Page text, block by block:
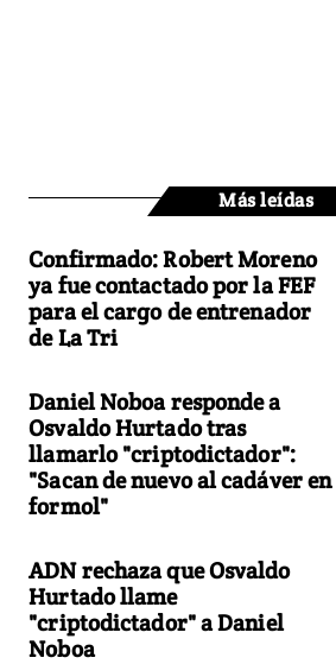
Más leídas
Confirmado: Robert Moreno
ya fue contactado por la FEF
para el cargo de entrenador
de La Tri
Daniel Noboa responde a
Osvaldo Hurtado tras
llamarlo "criptodictador":
"Sacan de nuevo al cadáver en
formol"
ADN rechaza que Osvaldo
Hurtado llame
"criptodictador" a Daniel
Noboa